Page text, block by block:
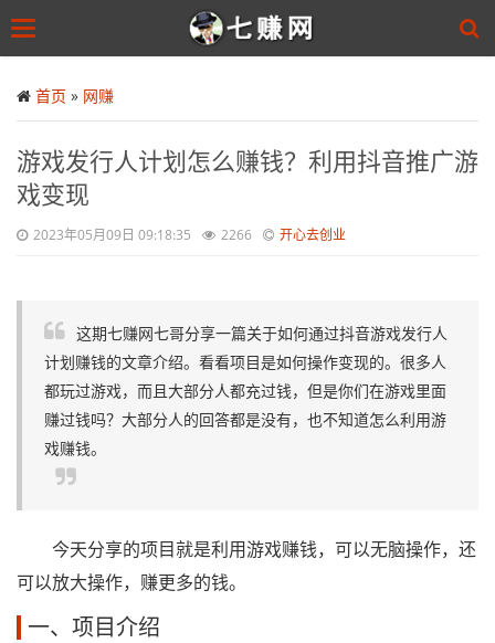
to
main
Toggle
首页 » 网赚
游戏发行人计划怎么赚钱？利用抖音推广游
戏变现
2023年05月09日 09:18:35 2266 开心去创业
这期七赚网七哥分享一篇关于如何通过抖音游戏发行人
计划赚钱的文章介绍。看看项目是如何操作变现的。很多人
都玩过游戏，而且大部分人都充过钱，但是你们在游戏里面
赚过钱吗？大部分人的回答都是没有，也不知道怎么利用游
戏赚钱。
今天分享的项目就是利用游戏赚钱，可以无脑操作，还
可以放大操作，赚更多的钱。
一、项目介绍